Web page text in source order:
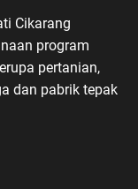
Cikarang
program
pertanian,
dan pabrik tepak